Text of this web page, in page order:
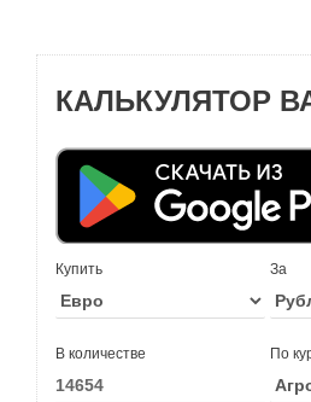
КАЛЬКУЛЯТОР
Купить За
В количестве По